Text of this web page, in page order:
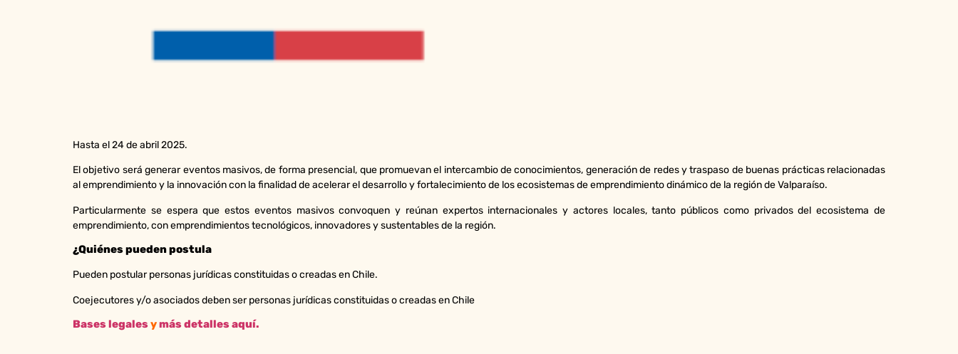
Hasta el 24 de abril 2025.
El objetivo será generar eventos masivos, de forma presencial, que promuevan el intercambio de conocimientos, generación de redes y traspaso de buenas prácticas relacionadas
al emprendimiento y la innovación con la finalidad de acelerar el desarrollo y fortalecimiento de los ecosistemas de emprendimiento dinámico de la región de Valparaíso.
Particularmente se espera que estos eventos masivos convoquen y reúnan expertos internacionales y actores locales, tanto públicos como privados del ecosistema de
emprendimiento, con emprendimientos tecnológicos, innovadores y sustentables de la región.
¿Quiénes pueden postula
Pueden postular personas jurídicas constituidas o creadas en Chile.
Coejecutores y/o asociados deben ser personas jurídicas constituidas o creadas en Chile
Bases legalesymás detalles aquí.